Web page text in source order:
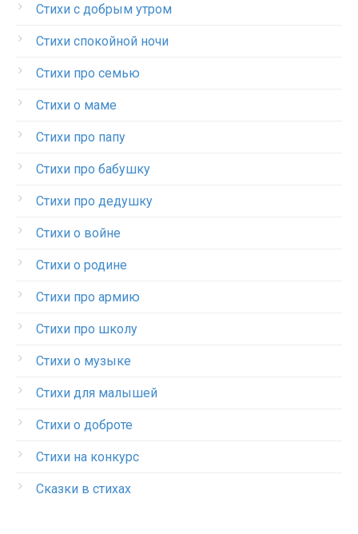
Стихи с добрым утром
Стихи спокойной ночи
Стихи про семью
Стихи о маме
Стихи про папу
Стихи про бабушку
Стихи про дедушку
Стихи о войне
Стихи о родине
Стихи про армию
Стихи про школу
Стихи о музыке
Стихи для малышей
Стихи о доброте
Стихи на конкурс
Сказки в стихах